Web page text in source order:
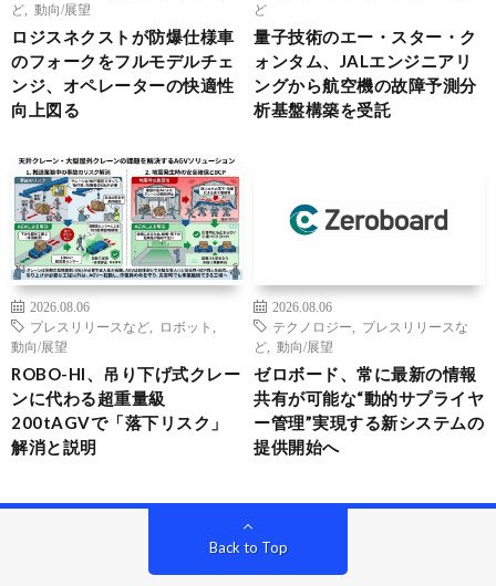
ど
動向/展望
ロジスネクストが防爆仕様車
のフォークをフルモデルチェ
ンジ、オペレーターの快適性
向上図る
ど
量子技術のエー・スター・ク
ォンタム、JALエンジニアリ
ングから航空機の故障予測分
析基盤構築を受託
2026.08.06
プレスリリースなど
ロボット
動向/展望
ROBO-HI、吊り下げ式クレー
ンに代わる超重量級
200tAGVで「落下リスク」
解消と説明
2026.08.06
テクノロジー
プレスリリースな
ど
動向/展望
ゼロボード、常に最新の情報
共有が可能な“動的サプライヤ
ー管理”実現する新システムの
提供開始へ
Back to Top